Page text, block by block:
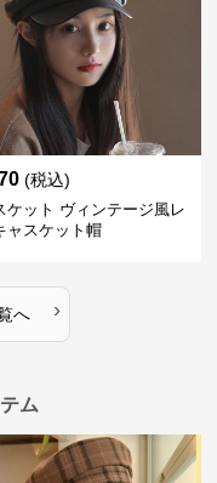
(税込)
ケット ヴィンテージ風レ
ャスケット帽
へ ›
ム